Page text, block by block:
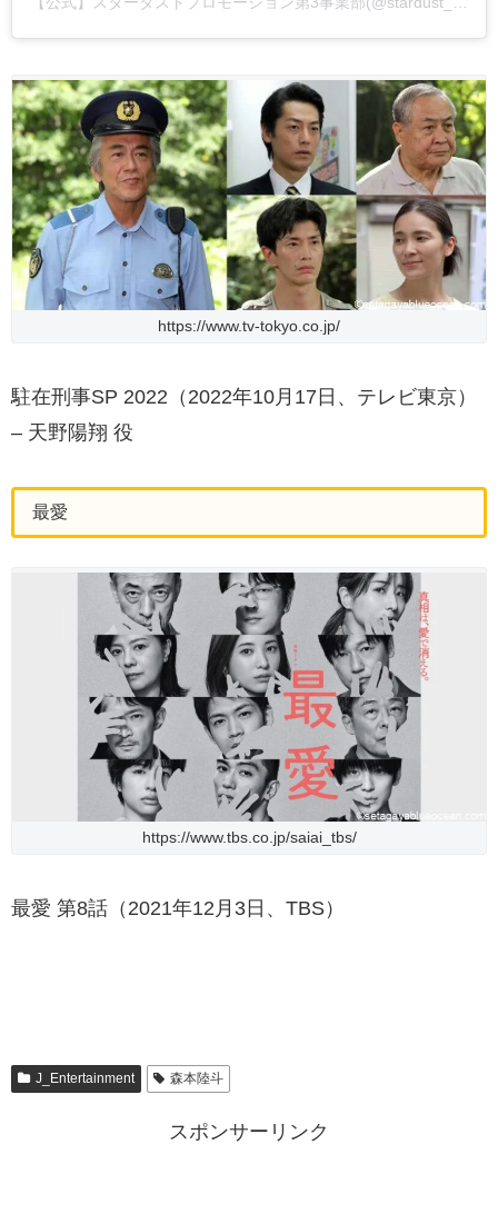
https://www.tv-tokyo.co.jp/
駐在刑事SP 2022（2022年10月17日、テレビ東京）
– 天野陽翔 役
最愛
https://www.tbs.co.jp/saiai_tbs/
最愛 第8話（2021年12月3日、TBS）
J_Entertainment 森本陸斗
スポンサーリンク